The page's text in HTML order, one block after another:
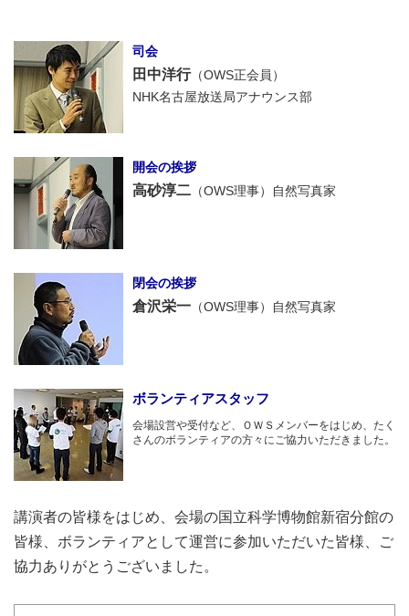
司会
田中洋行（OWS正会員）
NHK名古屋放送局アナウンス部
開会の挨拶
高砂淳二 （OWS理事）自然写真家
閉会の挨拶
倉沢栄一 （OWS理事）自然写真家
ボランティアスタッフ
会場設営や受付など、ＯＷＳメンバーをはじめ、たく
さんのボランティアの方々にご協力いただきました。
講演者の皆様をはじめ、会場の国立科学博物館新宿分館の
皆様、ボランティアとして運営に参加いただいた皆様、ご
協力ありがとうございました。